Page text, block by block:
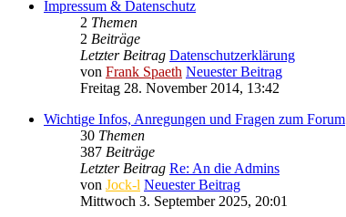
Impressum & Datenschutz
2 Themen
2 Beiträge
Letzter Beitrag Datenschutzerklärung
von Frank Spaeth Neuester Beitrag
Freitag 28. November 2014, 13:42
Wichtige Infos, Anregungen und Fragen zum Forum
30 Themen
387 Beiträge
Letzter Beitrag Re: An die Admins
von Jock-l Neuester Beitrag
Mittwoch 3. September 2025, 20:01